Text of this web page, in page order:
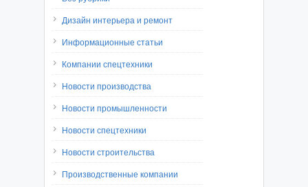
Дизайн интерьера и ремонт
Информационные статьи
Компании спецтехники
Новости производства
Новости промышленности
Новости спецтехники
Новости строительства
Производственные компании